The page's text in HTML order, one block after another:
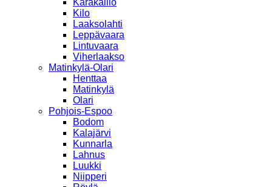
Kilo
Laaksolahti
Leppävaara
Lintuvaara
Viherlaakso
Matinkylä-Olari
Henttaa
Matinkylä
Olari
Pohjois-Espoo
Bodom
Kalajärvi
Kunnarla
Lahnus
Luukki
Niipperi